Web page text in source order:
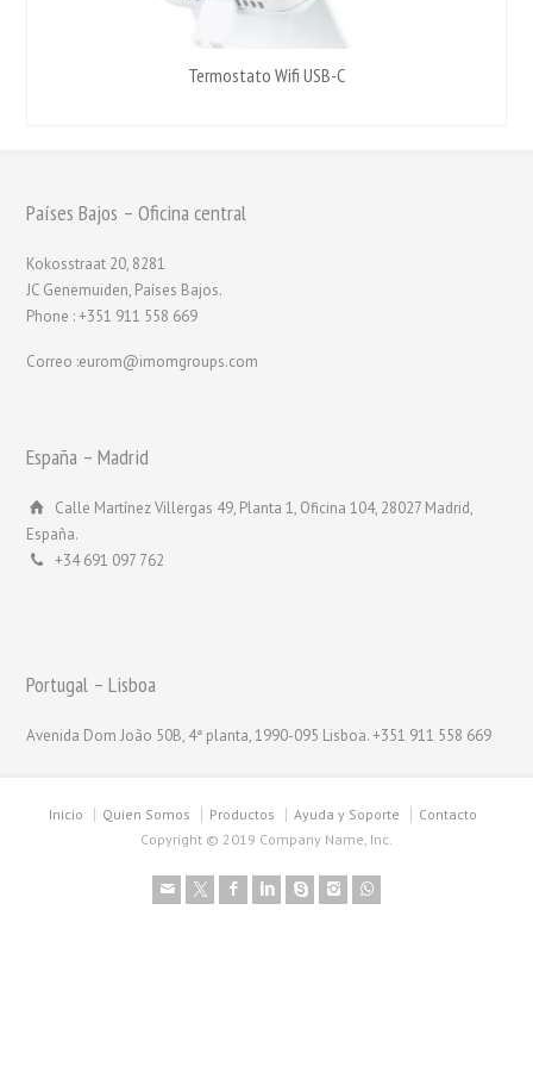
Termostato Wifi USB-C
Países Bajos – Oficina central
Kokosstraat 20, 8281
JC Genemuiden, Países Bajos.
Phone : +351 911 558 669
Correo :eurom@imomgroups.com
España – Madrid
Calle Martínez Villergas 49, Planta 1, Oficina 104, 28027 Madrid,
España.
+34 691 097 762
Portugal – Lisboa
Avenida Dom João 50B, 4ª planta, 1990-095 Lisboa. +351 911 558 669
Inicio Quien Somos Productos Ayuda y Soporte
Contacto
Copyright © 2019 Company Name, Inc.